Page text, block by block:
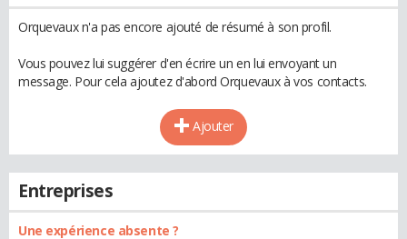
Orquevaux n'a pas encore ajouté de résumé à son profil.
Vous pouvez lui suggérer d'en écrire un en lui envoyant un
message. Pour cela ajoutez d'abord Orquevaux à vos contacts.
Ajouter
Entreprises
Une expérience absente ?